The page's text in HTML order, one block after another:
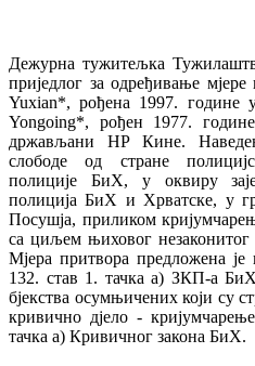
Дежурна тужитељка
приједлог за одређивање
Yuxian*, рођена 1997.
Yongoing*, рођен 1977.
држављани НР Кине.
слободе од стране
полиције БиХ, у оквиру
полиција БиХ и Хрватске, у
Посушја, приликом
са циљем њиховог
Мјера притвора предложена
132. став 1. тачка а) ЗКП-а
бјекства осумњичених који су
кривично дјело -
тачка а) Кривичног закона БиХ.